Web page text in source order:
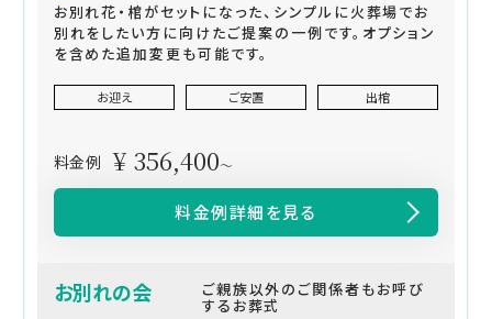
お別れ花・棺がセットになった、シンプルに火葬場でお
別れをしたい方に向けたご提案の一例です。オプション
を含めた追加変更も可能です。
お迎え ご安置 出棺
料金例 ¥ 356,400～
料金例詳細を見る
お別れの会 ご親族以外のご関係者もお呼び
するお葬式